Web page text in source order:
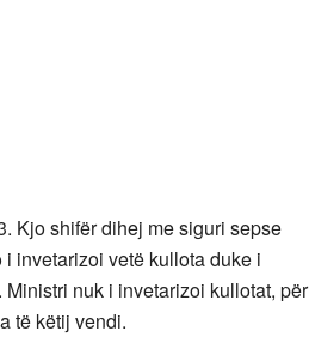
Kjo shifër dihej me siguri sepse
invetarizoi vetë kullota duke i
nuk i invetarizoi kullotat, për
të këtij vendi.